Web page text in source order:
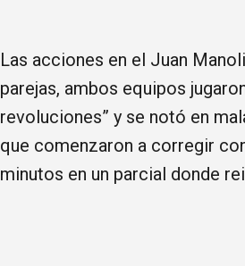
Las acciones en el Juan
parejas, ambos equipos
revoluciones” y se notó en
que comenzaron a corregir
minutos en un parcial donde